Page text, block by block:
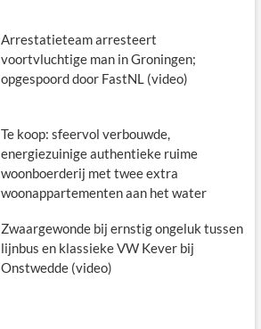
Arrestatieteam arresteert
voortvluchtige man in Groningen;
opgespoord door FastNL (video)
Te koop: sfeervol verbouwde,
energiezuinige authentieke ruime
woonboerderij met twee extra
woonappartementen aan het water
Zwaargewonde bij ernstig ongeluk tussen
lijnbus en klassieke VW Kever bij
Onstwedde (video)